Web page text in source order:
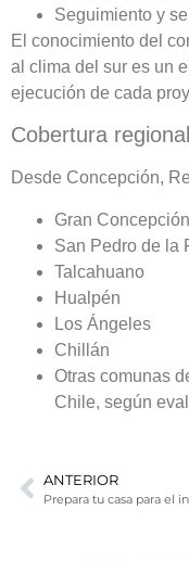
Seguimiento y
El conocimiento del
al clima del sur es un
ejecución de cada
Cobertura regional
Desde Concepción,
Gran Concepción
San Pedro de la
Talcahuano
Hualpén
Los Ángeles
Chillán
Otras comunas
Chile, según
ANTERIOR